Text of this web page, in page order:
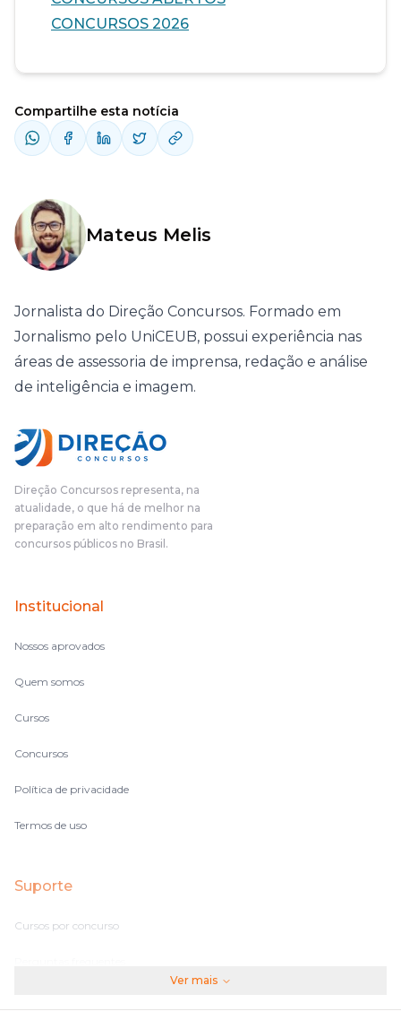
CONCURSOS 2026
Compartilhe esta notícia
Mateus Melis
Jornalista do Direção Concursos. Formado em
Jornalismo pelo UniCEUB, possui experiência nas
áreas de assessoria de imprensa, redação e análise
de inteligência e imagem.
Direção Concursos representa, na
atualidade, o que há de melhor na
preparação em alto rendimento para
concursos públicos no Brasil.
Institucional
Nossos aprovados
Quem somos
Cursos
Concursos
Política de privacidade
Termos de uso
Suporte
Cursos por concurso
Ver mais